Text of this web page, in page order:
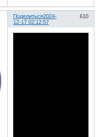
Поделиться 610
2024-
12-17 02:12:57